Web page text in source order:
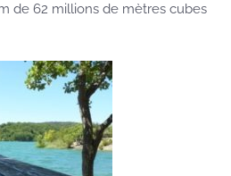
de 62 millions de mètres cubes